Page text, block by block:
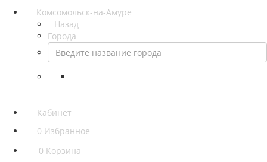
Комсомольск-на-Амуре
Назад
Города
Кабинет
0 Избранное
0 Корзина